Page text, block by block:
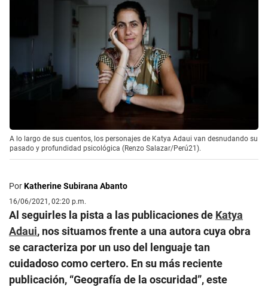
A lo largo de sus cuentos, los personajes de Katya Adaui van desnudando su
pasado y profundidad psicológica (Renzo Salazar/Perú21).
PorKatherine Subirana Abanto
16/06/2021, 02:20 p.m.
Al seguirles la pista a las publicaciones de Katya
Adaui, nos situamos frente a una autora cuya obra
se caracteriza por un uso del lenguaje tan
cuidadoso como certero. En su más reciente
publicación, “Geografía de la oscuridad”, este